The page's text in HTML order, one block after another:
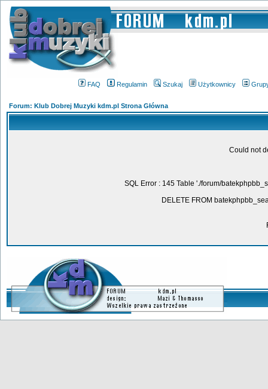
FAQ Regulamin Szukaj Użytkownicy
Forum: Klub Dobrej Muzyki kdm.pl Strona Główna
Could not
SQL Error : 145 Table './forum/
DELETE FROM